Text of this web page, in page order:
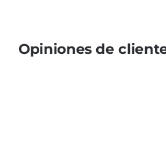
Opiniones de